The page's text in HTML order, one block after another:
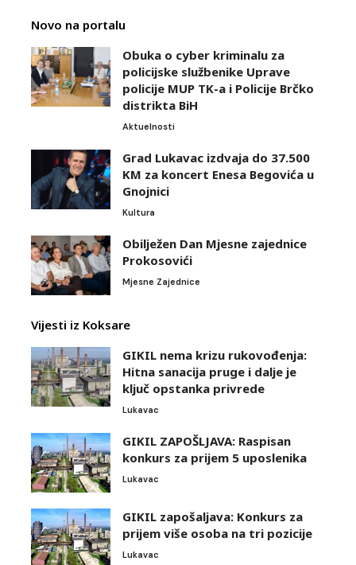
Novo na portalu
Obuka o cyber kriminalu za
policijske službenike Uprave
policije MUP TK-a i Policije Brčko
distrikta BiH
Aktuelnosti
Grad Lukavac izdvaja do 37.500
KM za koncert Enesa Begovića u
Gnojnici
Kultura
Obilježen Dan Mjesne zajednice
Prokosovići
Mjesne Zajednice
Vijesti iz Koksare
GIKIL nema krizu rukovođenja:
Hitna sanacija pruge i dalje je
ključ opstanka privrede
Lukavac
GIKIL ZAPOŠLJAVA: Raspisan
konkurs za prijem 5 uposlenika
Lukavac
GIKIL zapošaljava: Konkurs za
prijem više osoba na tri pozicije
Lukavac